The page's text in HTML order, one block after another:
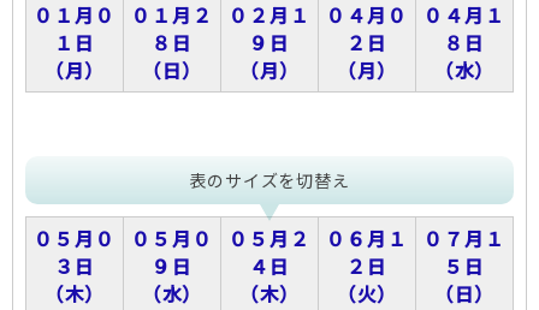
０１月０
１日
（月）
０１月２
８日
（日）
０２月１
９日
（月）
０４月０
２日
（月）
０４月１
８日
（水）
表のサイズを切替え
０５月０
３日
（木）
０５月０
９日
（水）
０５月２
４日
（木）
０６月１
２日
（火）
０７月１
５日
（日）